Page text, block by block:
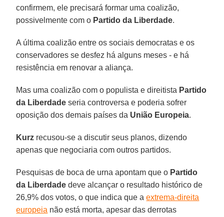
confirmem, ele precisará formar uma coalizão,
possivelmente com o Partido da Liberdade.
A última coalizão entre os sociais democratas e os
conservadores se desfez há alguns meses - e há
resistência em renovar a aliança.
Mas uma coalizão com o populista e direitista Partido
da Liberdade seria controversa e poderia sofrer
oposição dos demais países da União Europeia.
Kurz recusou-se a discutir seus planos, dizendo
apenas que negociaria com outros partidos.
Pesquisas de boca de urna apontam que o Partido
da Liberdade deve alcançar o resultado histórico de
26,9% dos votos, o que indica que aextrema-direita
europeia não está morta, apesar das derrotas